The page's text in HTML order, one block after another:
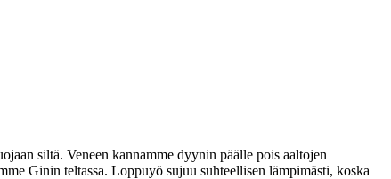
siltä. Veneen kannamme dyynin päälle pois aaltojen
Ginin teltassa. Loppuyö sujuu suhteellisen lämpimästi, koska